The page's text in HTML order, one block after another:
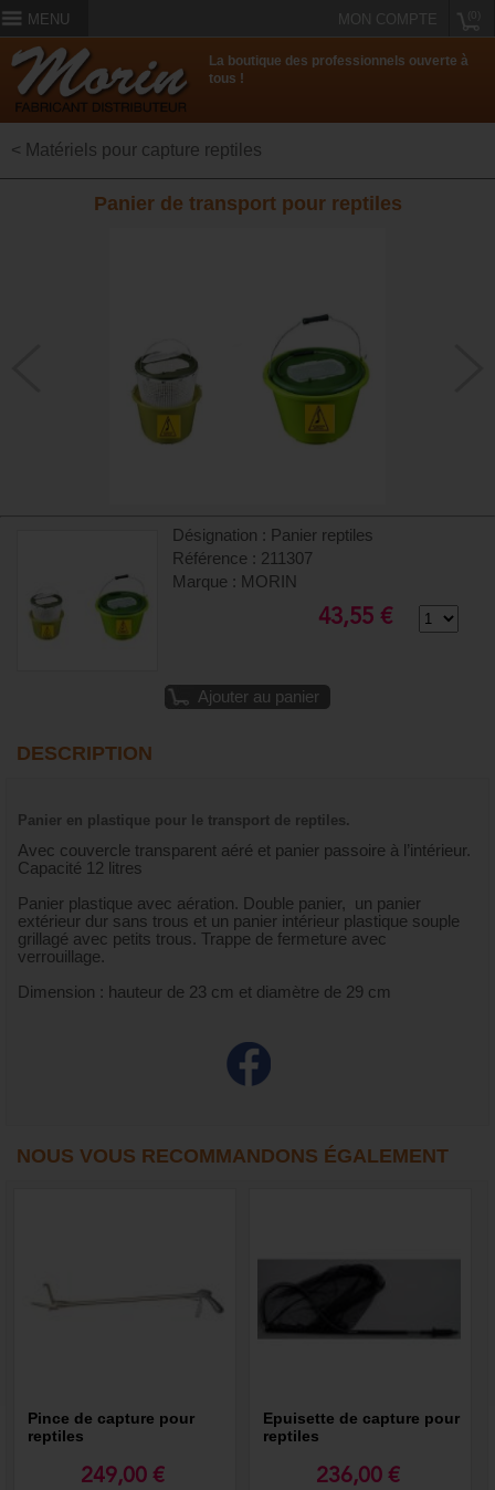
MENU MON COMPTE
La boutique des professionnels ouverte à
tous !
< Matériels pour capture reptiles
Panier de transport pour reptiles
Désignation : Panier reptiles
Référence : 211307
Marque : MORIN
43,55 €
Ajouter au panier
DESCRIPTION
Panier en plastique pour le transport de reptiles.
Avec couvercle transparent aéré et panier passoire à l’intérieur.
Capacité 12 litres
Panier plastique avec aération. Double panier, un panier
extérieur dur sans trous et un panier intérieur plastique souple
grillagé avec petits trous. Trappe de fermeture avec
verrouillage.
Dimension : hauteur de 23 cm et diamètre de 29 cm
NOUS VOUS RECOMMANDONS ÉGALEMENT
Pince de capture pour
reptiles
249,00 €
Epuisette de capture pour
reptiles
236,00 €